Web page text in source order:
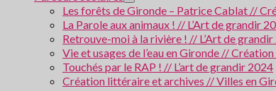
Les forêts de Gironde – Patrice Cablat //
La Parole aux animaux ! // L’Art de grandir
Retrouve-moi à la rivière ! // L’Art de
Vie et usages de l’eau en Gironde //
Touchés par le RAP ! // L’art de grandir 2024
Création littéraire et archives // Villes en